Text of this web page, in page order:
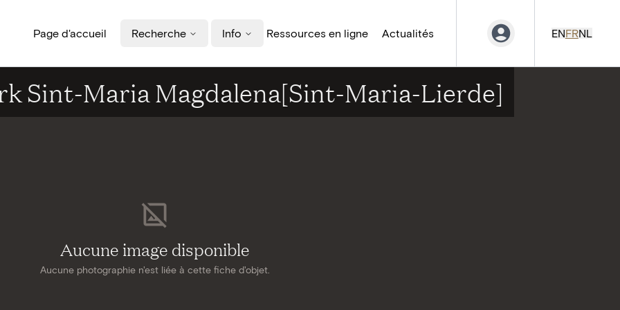
Page d'accueil Recherche Info Ressources en ligne Actualités ENFRNL
Aucune image disponible
Aucune photographie n'est liée à cette fiche d'objet.
Sint-Maria Magdalena[Sint-Maria-Lierde]